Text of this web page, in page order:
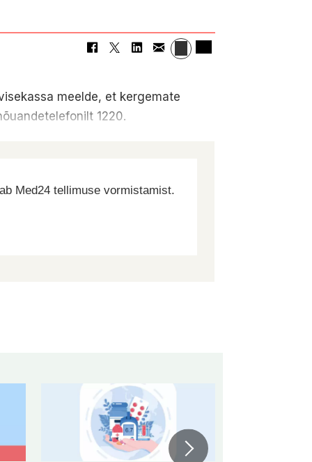
meelde, et kergemate
1220.
Med24 tellimuse vormistamist.